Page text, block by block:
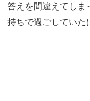
答えを間違えてしま
持ちで過ごしていた